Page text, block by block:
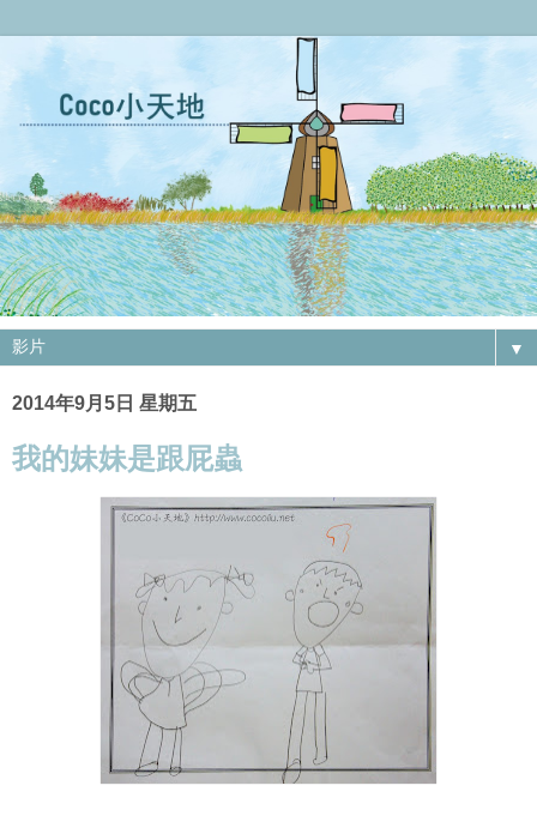
▼
2014年9月5日 星期五
我的妹妹是跟屁蟲